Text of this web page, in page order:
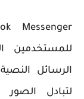
للمستخدمين
الرسائل
لتبادل الصور